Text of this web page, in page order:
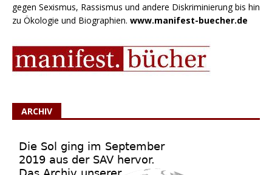
gegen Sexismus, Rassismus und andere Diskriminierung bis hin
zu Ökologie und Biographien. www.manifest-buecher.de
ARCHIV